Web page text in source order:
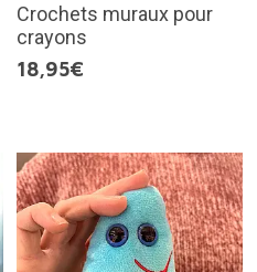
Crochets muraux pour
crayons
18,95€